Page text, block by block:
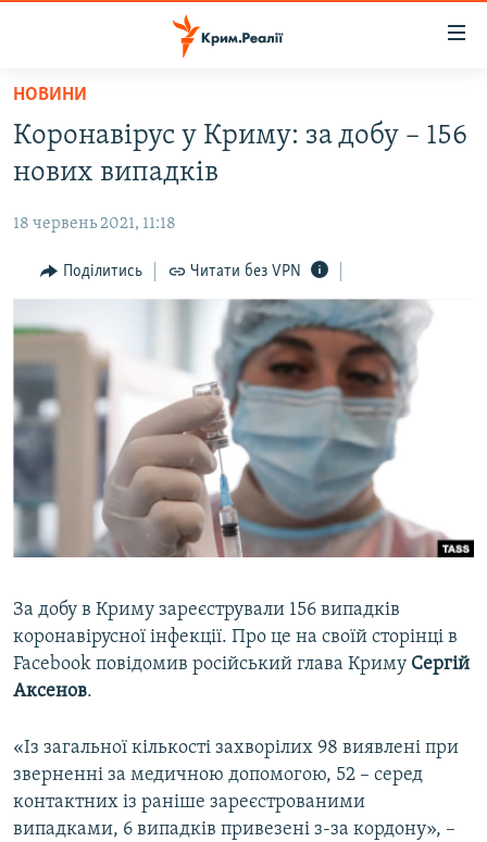
Перейти
основного
матеріалу
до
навігації
Перейти
до
пошуку
ВОДА.КРИМ
ПОЛІТИКА
БЛОГИ
ІНТЕРВ'Ю
СПЕЦПРОЕКТИ
ДЕПОРТАЦІЯ
ВІДЕОУРОКИ «ELIFBE»
СВІДЧЕННЯ ОКУПАЦІЇ
ІНФОГРАФІКА
ЯК ОБІЙТИ БЛОКУВАННЯ
Qırımtatar
ДОЛУЧАЙСЯ!
НОВИНИ
Коронавірус у Криму: за добу – 156
нових випадків
18 червень 2021, 11:18
Поділитись Читати без VPN
За добу в Криму зареєстрували 156 випадків
коронавірусної інфекції. Про це на своїй сторінці в
Facebook повідомив російський глава Криму Сергій
Аксенов.
«Із загальної кількості захворілих 98 виявлені при
зверненні за медичною допомогою, 52 – серед
контактних із раніше зареєстрованими
випадками, 6 випадків привезені з-за кордону», –